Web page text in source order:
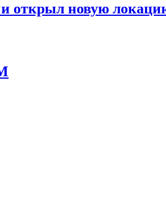
и открыл новую